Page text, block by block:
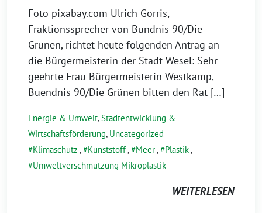
Foto pixabay.com Ulrich Gorris,
Fraktionssprecher von Bündnis 90/Die
Grünen, richtet heute folgenden Antrag an
die Bürgermeisterin der Stadt Wesel: Sehr
geehrte Frau Bürgermeisterin Westkamp,
Buendnis 90/Die Grünen bitten den Rat […]
Energie & Umwelt,Stadtentwicklung &
Wirtschaftsförderung, Uncategorized
Klimaschutz , Kunststoff, Meer, Plastik,
Umweltverschmutzung Mikroplastik
WEITERLESEN